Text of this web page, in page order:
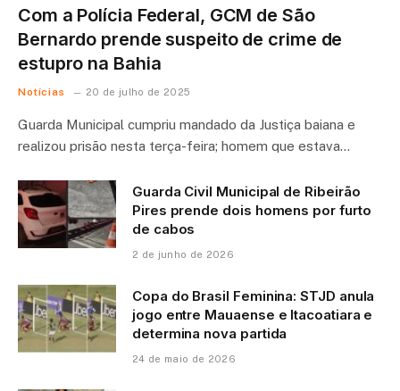
Com a Polícia Federal, GCM de São
Bernardo prende suspeito de crime de
estupro na Bahia
Notícias 20 de julho de 2025
Guarda Municipal cumpriu mandado da Justiça baiana e
realizou prisão nesta terça-feira; homem que estava…
Guarda Civil Municipal de Ribeirão
Pires prende dois homens por furto
de cabos
2 de junho de 2026
Copa do Brasil Feminina: STJD anula
jogo entre Mauaense e Itacoatiara e
determina nova partida
24 de maio de 2026